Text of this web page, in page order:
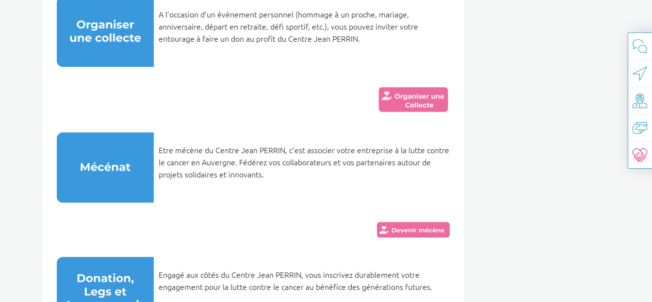
A l’occasion d’un événement personnel (hommage à un proche, mariage,
anniversaire, départ en retraite, défi sportif, etc.), vous pouvez inviter votre
entourage à faire un don au profit du Centre Jean PERRIN.
Etre mécène du Centre Jean PERRIN, c’est associer votre entreprise à la lutte contre
le cancer en Auvergne. Fédérez vos collaborateurs et vos partenaires autour de
projets solidaires et innovants.
Engagé aux côtés du Centre Jean PERRIN, vous inscrivez durablement votre
engagement pour la lutte contre le cancer au bénéfice des générations futures.